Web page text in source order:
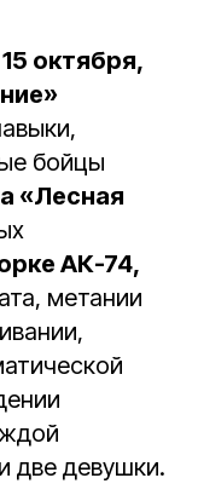
15 октября,
бойцы
«Лесная
АК-74,
метании
две девушки.